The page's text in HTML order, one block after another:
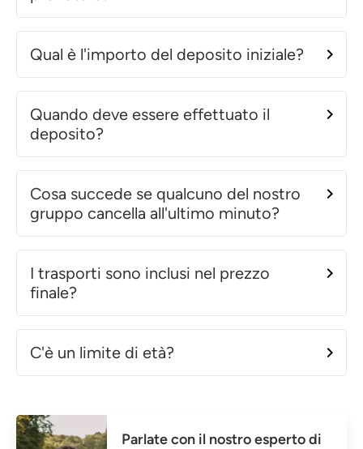
Qual è l'importo del deposito iniziale?
Quando deve essere effettuato il
deposito?
Cosa succede se qualcuno del nostro
gruppo cancella all'ultimo minuto?
I trasporti sono inclusi nel prezzo
finale?
C'è un limite di età?
Parlate con il nostro esperto di